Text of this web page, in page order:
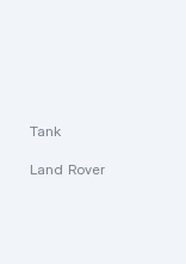
Tank
Land Rover